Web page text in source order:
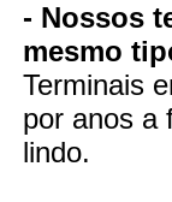
- Nossos
mesmo
Terminais
por anos a
lindo.